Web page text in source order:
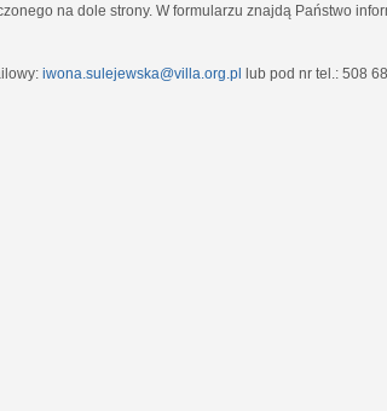
na dole strony. W formularzu znajdą Państwo
iwona.sulejewska@villa.org.pl lub pod nr tel.: 508